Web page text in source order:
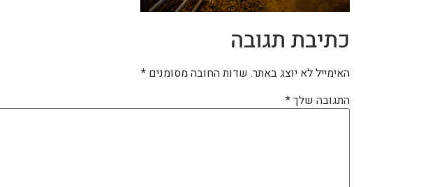
כתיבת תגובה
האימייל לא יוצג באתר. שדות החובה מסומנים *
התגובה שלך*